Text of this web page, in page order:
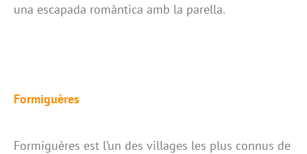
una escapada romàntica amb la parella.
Formiguères
Formiguères est l’un des villages les plus connus de